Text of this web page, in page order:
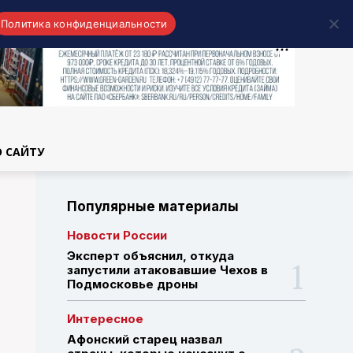
САЙТУ
Популярные материалы
Новости России
Эксперт объяснил, откуда
запустили атаковавшие Чехов в
Подмосковье дроны
Интересное
Афонский старец назвал
Политика конфиденциальности